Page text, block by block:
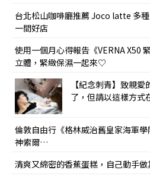
台北松山咖啡廳推薦 Joco latte 多
一間好店
使用一個月心得報告《VERNA X50
立體，緊緻保濕一起來♡
【紀念刺青】致親
了，但請以這樣方式
倫敦自由行《格林威治舊皇家海軍
神索爾…
清爽又綿密的香蕉蛋糕，自己動手